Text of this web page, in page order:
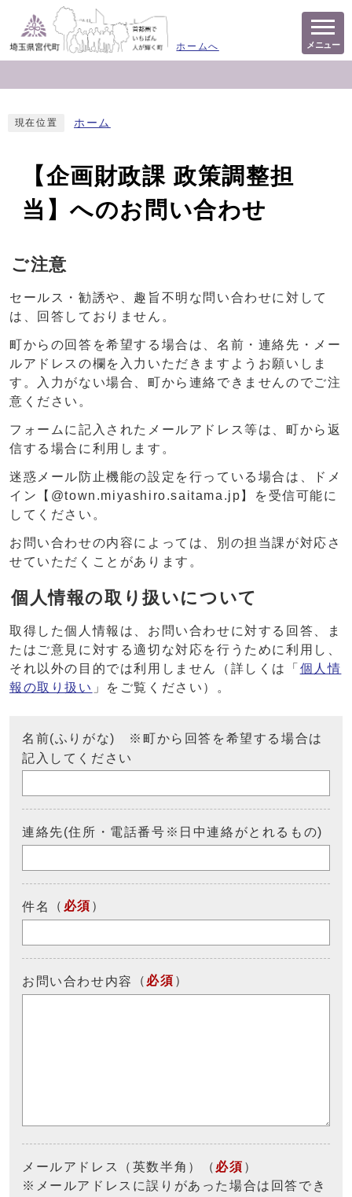
ホームへ メニュー
現在位置 ホーム
【企画財政課 政策調整担
当】へのお問い合わせ
ご注意
セールス・勧誘や、趣旨不明な問い合わせに対して
は、回答しておりません。
町からの回答を希望する場合は、名前・連絡先・メー
ルアドレスの欄を入力いただきますようお願いしま
す。入力がない場合、町から連絡できませんのでご注
意ください。
フォームに記入されたメールアドレス等は、町から返
信する場合に利用します。
迷惑メール防止機能の設定を行っている場合は、ドメ
イン【@town.miyashiro.saitama.jp】を受信可能に
してください。
お問い合わせの内容によっては、別の担当課が対応さ
せていただくことがあります。
個人情報の取り扱いについて
取得した個人情報は、お問い合わせに対する回答、ま
たはご意見に対する適切な対応を行うために利用し、
それ以外の目的では利用しません（詳しくは「 個人情
報の取り扱い 」をご覧ください）。
名前(ふりがな) ※町から回答を希望する場合は
記入してください
連絡先(住所・電話番号※日中連絡がとれるもの)
件名 （ 必須 ）
お問い合わせ内容 （ 必須 ）
メールアドレス（英数半角）（ 必須 ）
※メールアドレスに誤りがあった場合は回答でき